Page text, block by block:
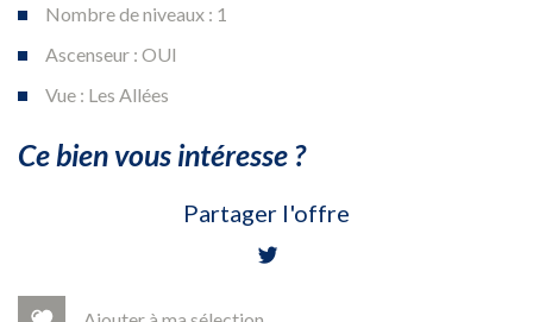
Nombre de niveaux : 1
Ascenseur : OUI
Vue : Les Allées
la ville de tarbes (65000)
ce bien vous intéresse ?
Partager l'offre